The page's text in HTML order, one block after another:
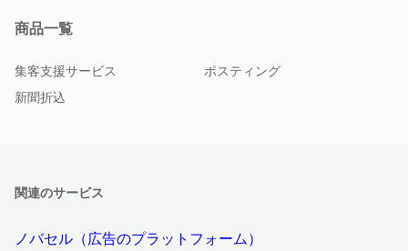
商品一覧
集客支援サービス
ポスティング
新聞折込
関連のサービス
ノバセル（広告のプラットフォーム）